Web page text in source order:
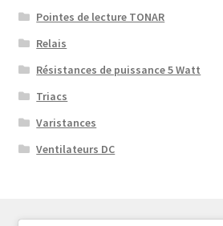
Pointes de lecture TONAR
Relais
Résistances de puissance 5 Watt
Triacs
Varistances
Ventilateurs DC